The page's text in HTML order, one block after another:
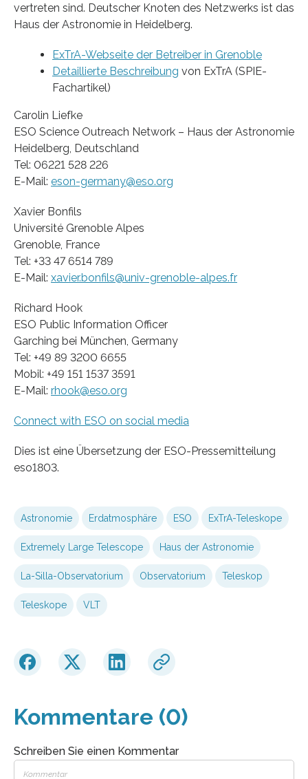
vertreten sind. Deutscher Knoten des Netzwerks ist das
Haus der Astronomie in Heidelberg.
ExTrA-Webseite der Betreiber in Grenoble
Detaillierte Beschreibung von ExTrA (SPIE-
Fachartikel)
Carolin Liefke
ESO Science Outreach Network – Haus der Astronomie
Heidelberg, Deutschland
Tel: 06221 528 226
E-Mail: eson-germany@eso.org
Xavier Bonfils
Université Grenoble Alpes
Grenoble, France
Tel: +33 47 6514 789
E-Mail: xavier.bonfils@univ-grenoble-alpes.fr
Richard Hook
ESO Public Information Officer
Garching bei München, Germany
Tel: +49 89 3200 6655
Mobil: +49 151 1537 3591
E-Mail: rhook@eso.org
Connect with ESO on social media
Dies ist eine Übersetzung der ESO-Pressemitteilung
eso1803.
Astronomie Erdatmosphäre ESO ExTrA-Teleskope
Extremely Large Telescope Haus der Astronomie
La-Silla-Observatorium Observatorium Teleskop
Teleskope VLT
Kommentare (0)
Schreiben Sie einen Kommentar